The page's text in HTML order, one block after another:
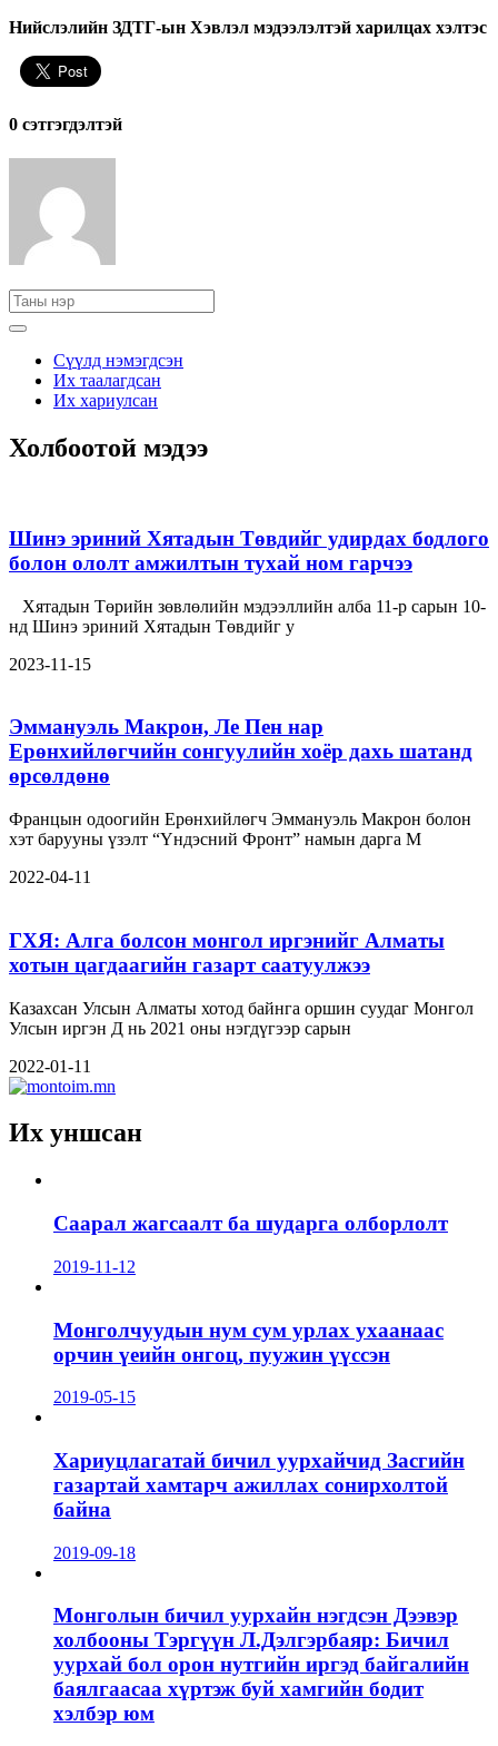
Нийслэлийн ЗДТГ-ын Хэвлэл мэдээлэлтэй харилцах хэлтэс
0 cэтгэгдэлтэй
Сүүлд нэмэгдсэн
Их таалагдсан
Их хариулсан
Холбоотой мэдээ
Шинэ эриний Хятадын Төвдийг удирдах бодлого
болон ололт амжилтын тухай ном гарчээ
нд Шинэ эриний Хятадын Төвдийг у
2023-11-15
Эммануэль Макрон, Ле Пен нар
Ерөнхийлөгчийн сонгуулийн хоёр дахь шатанд
өрсөлдөнө
Францын одоогийн Ерөнхийлөгч Эммануэль Макрон болон
хэт барууны үзэлт “Үндэсний Фронт” намын дарга М
2022-04-11
ГХЯ: Алга болсон монгол иргэнийг Алматы
хотын цагдаагийн газарт саатуулжээ
Казахсан Улсын Алматы хотод байнга оршин суудаг Монгол
Улсын иргэн Д нь 2021 оны нэгдүгээр сарын
2022-01-11
Их уншсан
Саарал жагсаалт ба шударга олборлолт
2019-11-12
Монголчуудын нум сум урлах ухаанаас
орчин үеийн онгоц, пуужин үүссэн
2019-05-15
Хариуцлагатай бичил уурхайчид Засгийн
газартай хамтарч ажиллах сонирхолтой
байна
2019-09-18
Монголын бичил уурхайн нэгдсэн Дээвэр
холбооны Тэргүүн Л.Дэлгэрбаяр: Бичил
уурхай бол орон нутгийн иргэд байгалийн
баялгаасаа хүртэж буй хамгийн бодит
хэлбэр юм